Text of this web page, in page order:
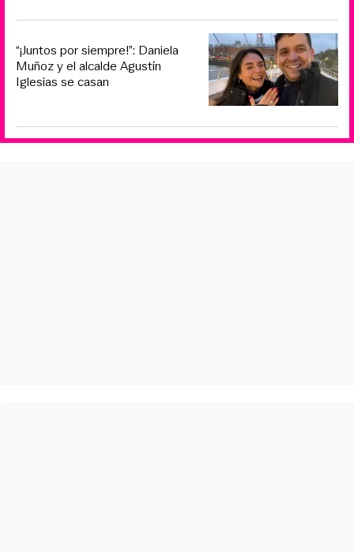
“¡Juntos por siempre!”: Daniela
Muñoz y el alcalde Agustín
Iglesias se casan